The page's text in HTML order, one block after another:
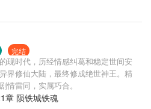
战死的通知后，毅然踏入军队熔炉。
授战斗技巧、实战经验！ 龙小五，从
速成为了令世界为之颤栗的龙焱战
对境外入侵的数百名世界顶尖雇佣
小的身躯，站立在边境国门前，怒
入龙国国境线一步！” “杀无赦！”
，让他舒舒服服。 伶俐可爱的小姨
腿刺探情报。 天不怕地不怕的小舅
上山打狼下河擒鳄！ 原身崔牛，是个
尽欺负。 现在，只有崔牛欺负别人的
要做猎人，还要做山霸王！ 我的地盘
的地盘，就把它变成我的地盘！ 十万
崔牛的私家猎场！ 他打猎的名声，都
：“我们这边黑熊泛滥啊，上百万只都
神来我国杀熊！” 澳：“野猪比我们国
完结
现时代，历经情感纠葛和稳定世间安
界修仙大陆，最终修成绝世神王。精
情雷同，实属巧合。
章 陨铁城铁魂